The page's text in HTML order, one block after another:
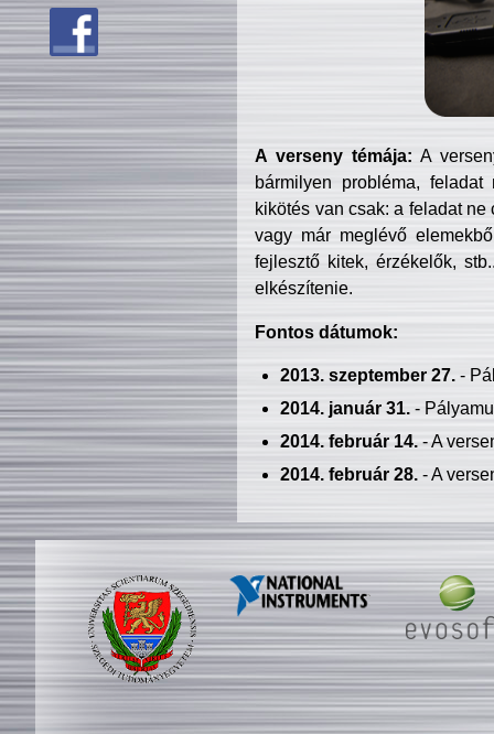
A verseny témája: A
bármilyen probléma, feladat
kikötés van csak: a feladat
vagy már meglévő
fejlesztő kitek, érzékelők,
elkészítenie.
Fontos dátumok:
2013. szeptember 27.-
2014. január 31.-
2014. február 14.- A
2014. február 28.- A